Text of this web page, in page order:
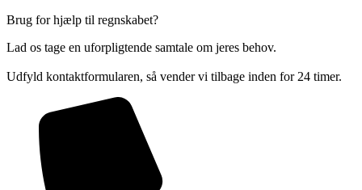
Brug for hjælp til regnskabet?
Lad os tage en uforpligtende samtale om jeres behov.
Udfyld kontaktformularen, så vender vi tilbage inden for 24 timer.